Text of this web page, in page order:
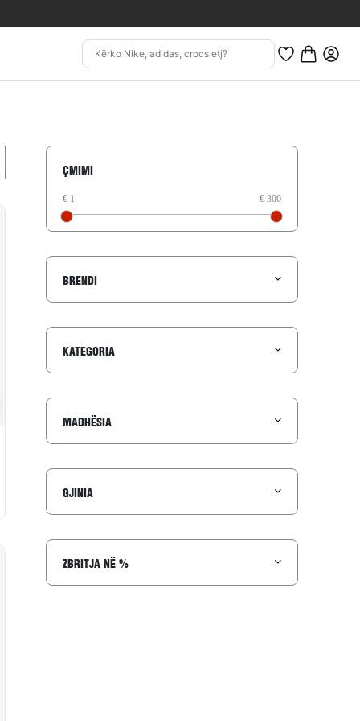
në wishlist
ÇMIMI
BRENDI
KATEGORIA
MADHËSIA
GJINIA
ZBRITJA NË %